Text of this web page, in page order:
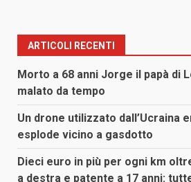
ARTICOLI RECENTI
Morto a 68 anni Jorge il papà di
malato da tempo
Un drone utilizzato dall’Ucraina
esplode vicino a gasdotto
Dieci euro in più per ogni km
a destra e patente a 17 anni: